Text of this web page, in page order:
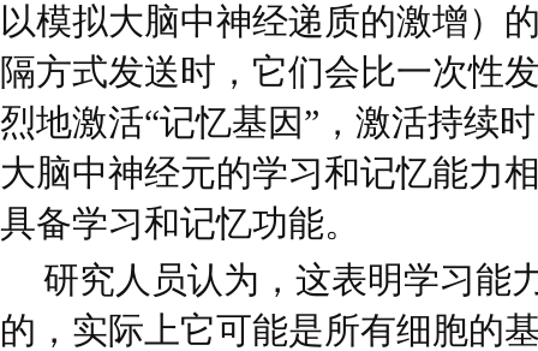
以模拟大脑中神经递质的激增）
隔方式发送时，它们会比一次性
烈地激活“记忆基因”，激活持续
大脑中神经元的学习和记忆能力
具备学习和记忆功能。
研究人员认为，这表明学习能
的，实际上它可能是所有细胞的